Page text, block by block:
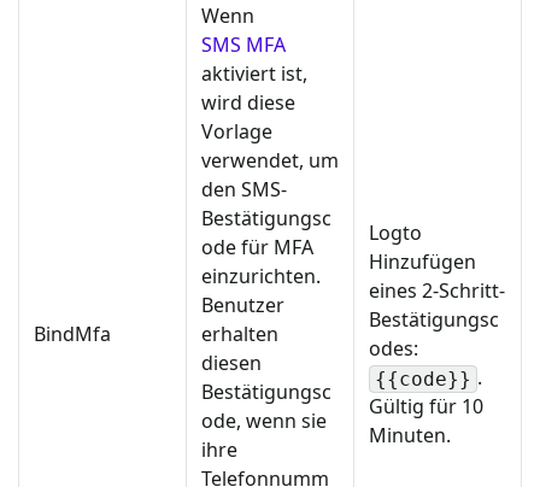
BindMfa
Wenn
SMS MFA
aktiviert ist,
wird diese
Vorlage
verwendet, um
den SMS-
Bestätigungsc
ode für MFA
einzurichten.
Benutzer
erhalten
diesen
Bestätigungsc
ode, wenn sie
ihre
Telefonnumm
Logto
Hinzufügen
eines 2-Schritt-
Bestätigungsc
odes:
{{code}} .
Gültig für 10
Minuten.